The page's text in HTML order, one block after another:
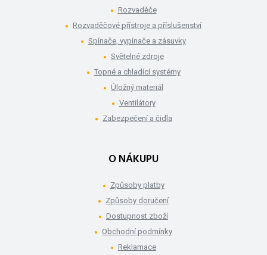
Rozvaděče
Rozvaděčové přístroje a příslušenství
Spínače, vypínače a zásuvky
Světelné zdroje
Topné a chladící systémy
Úložný materiál
Ventilátory
Zabezpečení a čidla
O NÁKUPU
Způsoby platby
Způsoby doručení
Dostupnost zboží
Obchodní podmínky
Reklamace